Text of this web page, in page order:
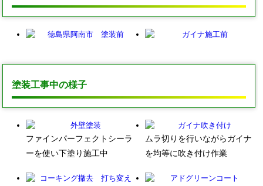
塗装工事中の様子
ファインパーフェクトシーラ
ーを使い下塗り施工中
ムラ切りを行いながらガイナ
を均等に吹き付け作業